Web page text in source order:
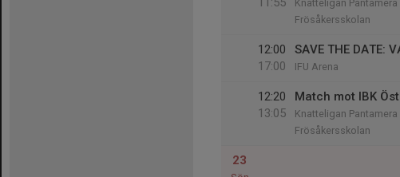
Knatteligan
Frösåkersskolan
12:00
17:00
SAVE THE DATE:
IFU Arena
12:20
13:05
Match mot IBK
Knatteligan
Frösåkersskolan
23